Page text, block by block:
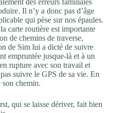
Il n’y a donc pas d’âge
qui pèse sur nos épaules.
carte routière est importante
de chemins de traverse,
de Sim lui a dicté de suivre
empruntée jusque-là et à un
rupture avec son travail et
suivre le GPS de sa vie. En
chemin.
qui se laisse dériver, fait bien